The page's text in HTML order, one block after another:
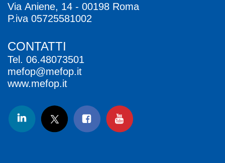
Via Aniene, 14 - 00198 Roma
P.iva 05725581002
CONTATTI
Tel. 06.48073501
mefop@mefop.it
www.mefop.it